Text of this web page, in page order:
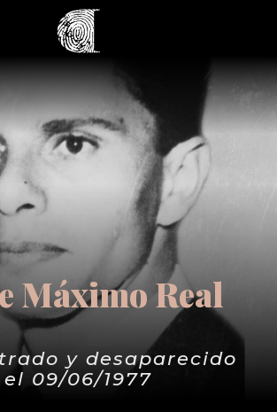
Máximo Real
y desaparecido
el 09/06/1977